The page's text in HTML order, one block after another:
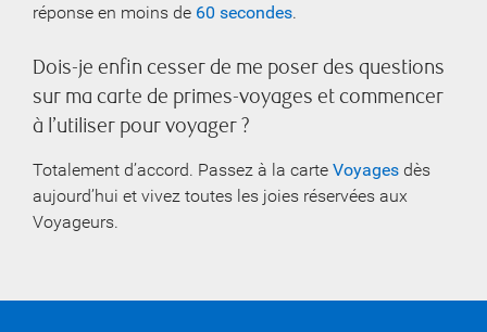
réponse en moins de 60 secondes.
Dois-je enfin cesser de me poser des questions
sur ma carte de primes-voyages et commencer
à l’utiliser pour voyager ?
Totalement d’accord. Passez à la carte Voyages dès
aujourd’hui et vivez toutes les joies réservées aux
Voyageurs.